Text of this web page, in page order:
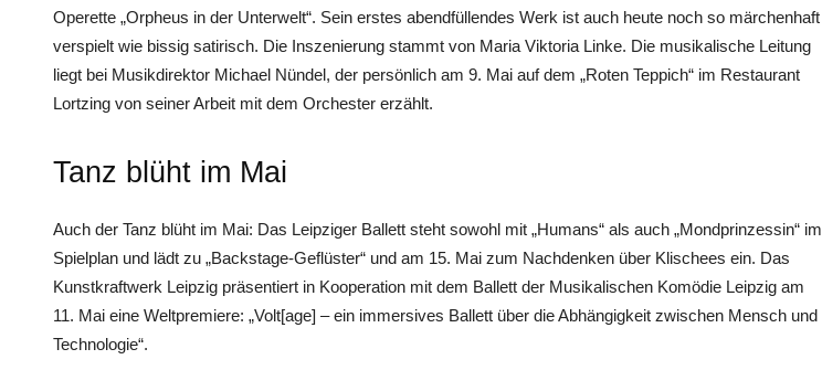
Operette „Orpheus in der Unterwelt“. Sein erstes abendfüllendes Werk ist auch heute noch so märchenhaft
verspielt wie bissig satirisch. Die Inszenierung stammt von Maria Viktoria Linke. Die musikalische Leitung
liegt bei Musikdirektor Michael Nündel, der persönlich am 9. Mai auf dem „Roten Teppich“ im Restaurant
Lortzing von seiner Arbeit mit dem Orchester erzählt.
Tanz blüht im Mai
Auch der Tanz blüht im Mai: Das Leipziger Ballett steht sowohl mit „Humans“ als auch „Mondprinzessin“ im
Spielplan und lädt zu „Backstage-Geflüster“ und am 15. Mai zum Nachdenken über Klischees ein. Das
Kunstkraftwerk Leipzig präsentiert in Kooperation mit dem Ballett der Musikalischen Komödie Leipzig am
11. Mai eine Weltpremiere: „Volt[age] – ein immersives Ballett über die Abhängigkeit zwischen Mensch und
Technologie“.